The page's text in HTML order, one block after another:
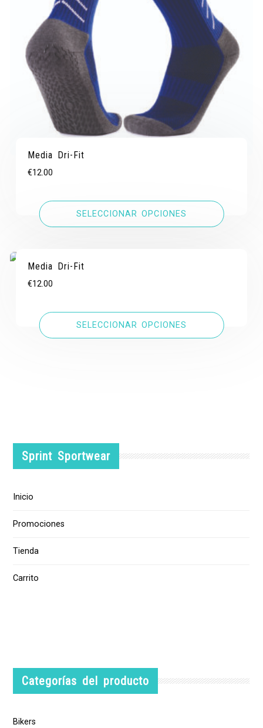
Media Dri-Fit
€12.00
SELECCIONAR OPCIONES
Media Dri-Fit
€12.00
SELECCIONAR OPCIONES
Sprint Sportwear
Inicio
Promociones
Tienda
Carrito
Categorías del producto
Bikers